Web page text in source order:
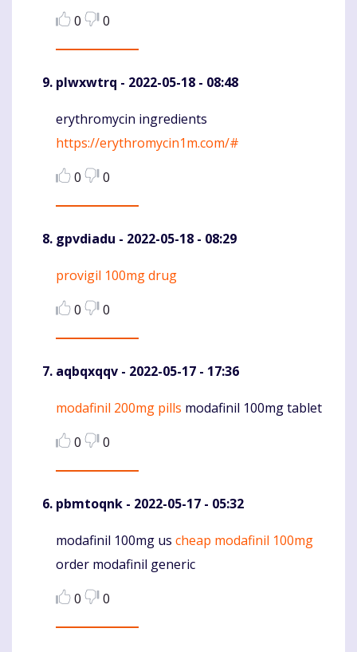
0
0
plwxwtrq - 2022-05-18 - 08:48
Komentaras
erythromycin ingredients
https://erythromycin1m.com/#
0
0
gpvdiadu - 2022-05-18 - 08:29
Komentaras
provigil 100mg drug
0
0
aqbqxqqv - 2022-05-17 - 17:36
Komentaras
modafinil 200mg pills modafinil 100mg tablet
0
0
pbmtoqnk - 2022-05-17 - 05:32
Komentaras
modafinil 100mg us cheap modafinil 100mg
order modafinil generic
0
0